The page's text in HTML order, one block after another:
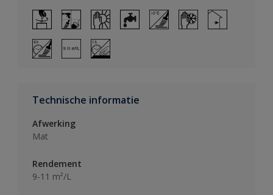
Technische informatie
Afwerking
Mat
Rendement
9-11 m²/L